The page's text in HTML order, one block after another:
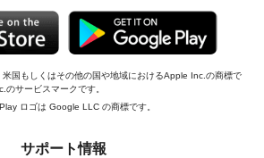
国もしくはその他の国や地域におけるApple Inc.の商標で
サービスマークです。
ロゴは Google LLC の商標です。
サポート情報